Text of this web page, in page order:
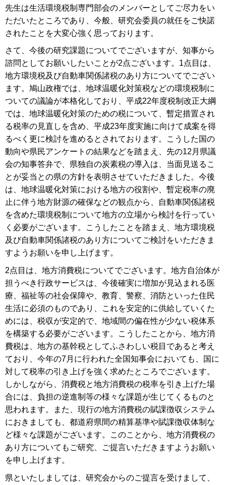
先生は生活環境税制専門部会のメンバーとしてご尽力をい
ただいたところであり、今般、研究会委員の就任をご快諾
されたことを大変心強く思っております。
さて、今後の研究課題についてでございますが、知事から
諮問としてお願いしたいことが2点ございます。1点目は、
地方環境税及び自動車関係諸税のあり方についてでござい
ます。鳩山政権では、地球温暖化対策税などの環境税制に
ついての議論が本格化しており、平成22年度税制改正大綱
では、地球温暖化対策のための税について、暫定措置され
る税率の見直しを含め、平成23年度実施に向けて成案を得
るべく更に検討を進めるとされております。こうした国の
動向や県民アンケートの結果などを踏まえ、先の12月県議
会の知事答弁で、県独自の炭素税の導入は、当面見送るこ
とが妥当との県の方針を表明させていただきました。今後
は、地球温暖化対策における地方の役割や、暫定税率の廃
止に伴う地方財源の確保などの観点から、自動車関係諸税
を含めた環境税制について地方の立場から検討を行ってい
く必要がございます。こうしたことを踏まえ、地方環境税
及び自動車関係諸税のあり方についてご検討をいただきま
すようお願いを申し上げます。
2点目は、地方消費税についてでございます。地方自治体が
担うべき行政サービスは、今後確実に増加が見込まれる医
療、福祉等の社会保障や、教育、警察、消防といった住民
生活に必須のものであり、これを安定的に供給していくた
めには、税収が安定的で、地域間の偏在性が少ない税体系
を構築する必要がございます。こうしたことから、地方消
費税は、地方の基幹税としてふさわしい税目であると考え
ており、今年の7月に行われた全国知事会においても、国に
対して税率の引き上げを強く求めたところでございます。
しかしながら、消費税と地方消費税の税率を引き上げた場
合には、負担の逆進制等の様々な課題が生じてくるものと
思われます。また、現行の地方消費税の賦課徴収システム
におきましても、都道府県間の精算基準や賦課徴収体制な
ど様々な課題がございます。このことから、地方消費税の
あり方についてもご研究、ご提言いただきますようお願い
を申し上げます。
県といたしましては、研究会からのご提言を受けまして、